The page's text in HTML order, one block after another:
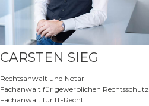
CARSTEN SIEG
Rechtsanwalt und Notar
Fachanwalt für gewerblichen Rechtsschutz
Fachanwalt für IT-Recht